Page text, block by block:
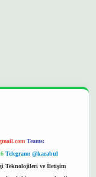
Teams:
Telegram: @karabul
Teknolojileri ve İletişim